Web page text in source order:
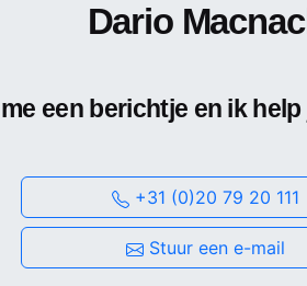
Dario
een berichtje en ik
+31 (0)20 79 20 111
Stuur een e-mail